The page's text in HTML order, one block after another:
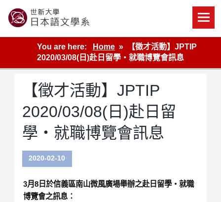
content
世新大學教學單位的網站
You are here:
Home
【徵才活動】JPTIP
2020/03/08(日)赴日留學‧就職博覽會訊息
【徵才活動】JPTIP
2020/03/08(日)赴日留
學‧就職博覽會訊息
2020-02-10
3月8日於信義區南山微風廣場舉辦之赴日留學‧就職
博覽會之訊息：